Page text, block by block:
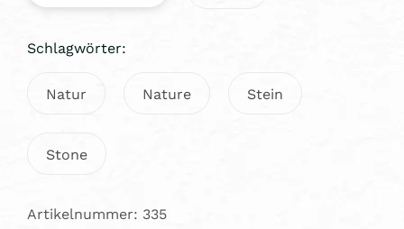
Schlagwörter:
Natur Nature Stein
Stone
Artikelnummer: 335